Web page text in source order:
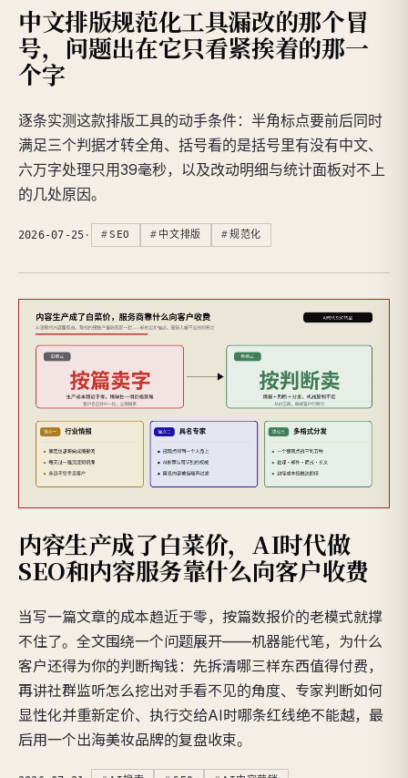
中文排版规范化工具漏改的那个冒
号，问题出在它只看紧挨着的那一
个字
逐条实测这款排版工具的动手条件：半角标点要前后同时
满足三个判据才转全角、括号看的是括号里有没有中文、
六万字处理只用39毫秒，以及改动明细与统计面板对不上
的几处原因。
2026-07-25 · SEO 中文排版 规范化
内容生产成了白菜价，AI时代做
SEO和内容服务靠什么向客户收费
当写一篇文章的成本趋近于零，按篇数报价的老模式就撑
不住了。全文围绕一个问题展开——机器能代笔，为什么
客户还得为你的判断掏钱：先拆清哪三样东西值得付费，
再讲社群监听怎么挖出对手看不见的角度、专家判断如何
显性化并重新定价、执行交给AI时哪条红线绝不能越，最
后用一个出海美妆品牌的复盘收束。